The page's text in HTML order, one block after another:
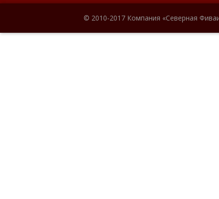
© 2010-2017 Компания «Северная